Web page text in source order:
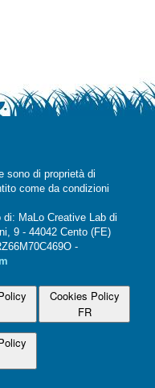
sono di proprietà di
come da condizioni
MaLo Creative Lab di
9 - 44042 Cento (FE)
-
Cookies Policy
FR